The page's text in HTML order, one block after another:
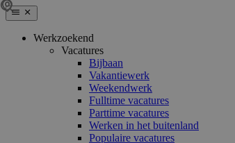
Werkzoekend
Vacatures
Bijbaan
Vakantiewerk
Weekendwerk
Fulltime vacatures
Parttime vacatures
Werken in het buitenland
Populaire vacatures